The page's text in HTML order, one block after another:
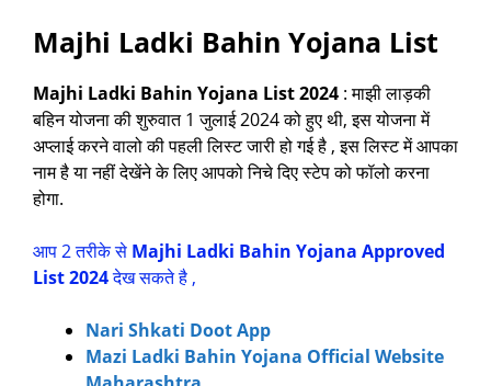
Majhi Ladki Bahin Yojana List
Majhi Ladki Bahin Yojana List 2024 : माझी लाड़की
बहिन योजना की शुरुवात 1 जुलाई 2024 को हुए थी, इस योजना में
अप्लाई करने वालो की पहली लिस्ट जारी हो गई है , इस लिस्ट में आपका
नाम है या नहीं देखेंने के लिए आपको निचे दिए स्टेप को फॉलो करना
होगा.
आप 2 तरीके से Majhi Ladki Bahin Yojana Approved
List 2024देख सकते है ,
Nari Shkati Doot App
Mazi Ladki Bahin Yojana Official Website